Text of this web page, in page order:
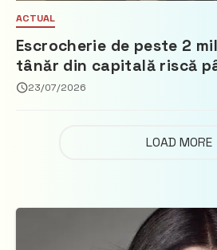
ACTUAL
Escrocherie de peste 2
tânăr din capitală riscă
închisoare
23/07/2026
LOAD MORE